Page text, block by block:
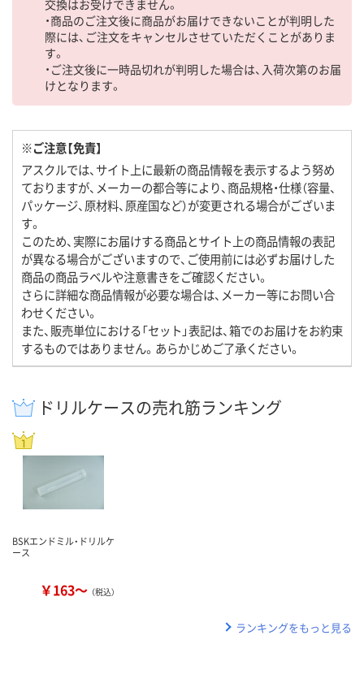
交換はお受けできません。
・商品のご注文後に商品がお届けできないことが判明した
際には、ご注文をキャンセルさせていただくことがありま
す。
・ご注文後に一時品切れが判明した場合は、入荷次第のお届
けとなります。
※ご注意【免責】
アスクルでは、サイト上に最新の商品情報を表示するよう努め
ておりますが、メーカーの都合等により、商品規格・仕様（容量、
パッケージ、原材料、原産国など）が変更される場合がございま
す。
このため、実際にお届けする商品とサイト上の商品情報の表記
が異なる場合がございますので、ご使用前には必ずお届けした
商品の商品ラベルや注意書きをご確認ください。
さらに詳細な商品情報が必要な場合は、メーカー等にお問い合
わせください。
また、販売単位における「セット」表記は、箱でのお届けをお約束
するものではありません。あらかじめご了承ください。
ドリルケースの売れ筋ランキング
BSKエンドミル・ドリルケ
ース
￥163～ （税込）
ランキングをもっと見る